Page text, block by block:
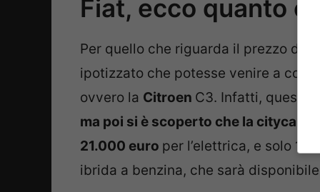
Fiat, ecco quanto
Per quello che riguarda il prezzo
ipotizzato che potesse venire a
ovvero la Citroen C3. Infatti,
ma poi si è scoperto che la citycar
21.000 euro per l’elettrica, e solo
ibrida a benzina, che sarà